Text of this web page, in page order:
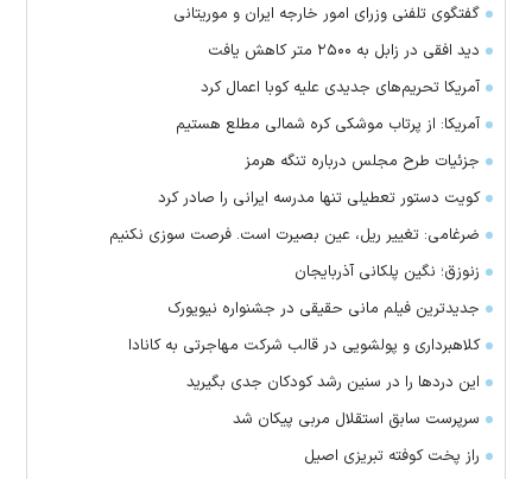
گفتگوی تلفنی وزرای امور خارجه ایران و موریتانی
دید افقی در زابل به ۲۵۰۰ متر کاهش یافت
آمریکا تحریم‌های جدیدی علیه کوبا اعمال کرد
آمریکا: از پرتاب موشکی کره شمالی مطلع هستیم
جزئیات طرح مجلس درباره تنگه هرمز
کویت دستور تعطیلی تنها مدرسه ایرانی را صادر کرد
ضرغامی: تغییر ریل، عین بصیرت است. فرصت سوزی نکنیم
زنوزق؛ نگین پلکانی آذربایجان
جدیدترین فیلم مانی حقیقی در جشنواره نیویورک
کلاهبرداری و پولشویی در قالب شرکت مهاجرتی به کانادا
این درد‌ها را در سنین رشد کودکان جدی بگیرید
سرپرست سابق استقلال مربی پیکان شد
راز پخت کوفته تبریزی اصیل